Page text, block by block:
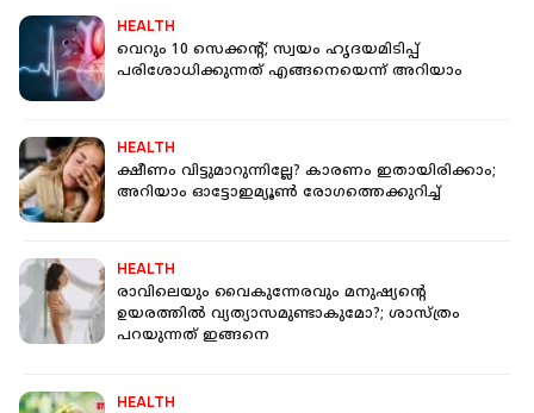
HEALTH
വെറും 10 സെക്കന്റ്; സ്വയം ഹൃദയമിടിപ്പ്
പരിശോധിക്കുന്നത് എങ്ങനെയെന്ന് അറിയാം
HEALTH
ക്ഷീണം വിട്ടുമാറുന്നില്ലേ? കാരണം ഇതായിരിക്കാം;
അറിയാം ഓട്ടോഇമ്യൂണ്‍ രോഗത്തെക്കുറിച്ച്
HEALTH
രാവിലെയും വൈകുന്നേരവും മനുഷ്യന്റെ
ഉയരത്തില്‍ വ്യത്യാസമുണ്ടാകുമോ?; ശാസ്ത്രം
പറയുന്നത് ഇങ്ങനെ
HEALTH